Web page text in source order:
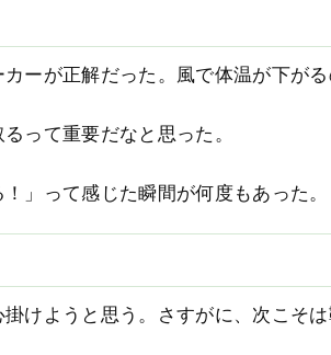
ーが正解だった。風で体温が下がる
って重要だなと思った。
」って感じた瞬間が何度もあった。
けようと思う。さすがに、次こそ